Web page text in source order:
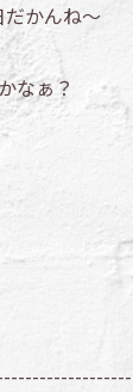
かんね～
なぁ？